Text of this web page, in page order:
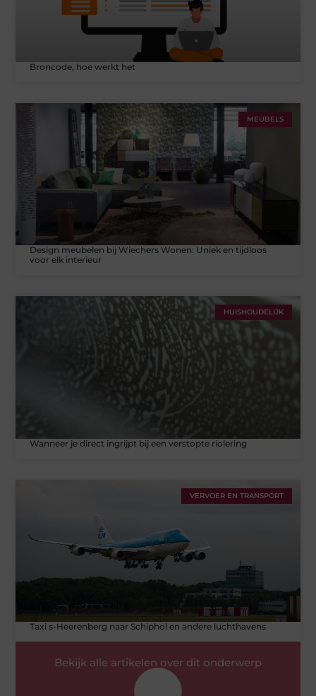
Broncode, hoe werkt het
MEUBELS
Design meubelen bij Wiechers Wonen: Uniek en tijdloos
voor elk interieur
HUISHOUDELIJK
Wanneer je direct ingrijpt bij een verstopte riolering
VERVOER EN TRANSPORT
Taxi s-Heerenberg naar Schiphol en andere luchthavens
Bekijk alle artikelen over dit onderwerp